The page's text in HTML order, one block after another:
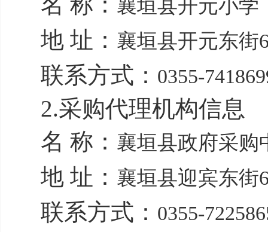
襄垣县开元小学
地 址： 襄垣县开元东街
联系方式： 0355-
2.采购代理机构信息
名 称： 襄垣县政府采购
地 址： 襄垣县迎宾东街
联系方式： 0355-